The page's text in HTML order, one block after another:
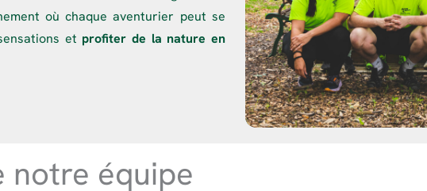
où chaque aventurier peut se
et profiter de la nature en
notre équipe